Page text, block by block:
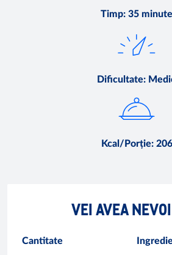
Timp: 35 minute
Dificultate:
Kcal/Porție: 206
VEI AVEA
Cantitate